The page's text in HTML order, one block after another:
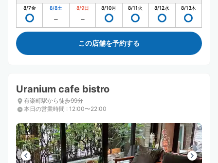
8/7金 8/8土 8/9日 8/10月 8/11火 8/12水 8/13木
この店舗を予約する
Uranium cafe bistro
有楽町駅から徒歩99分
本日の営業時間 : 12:00〜22:00